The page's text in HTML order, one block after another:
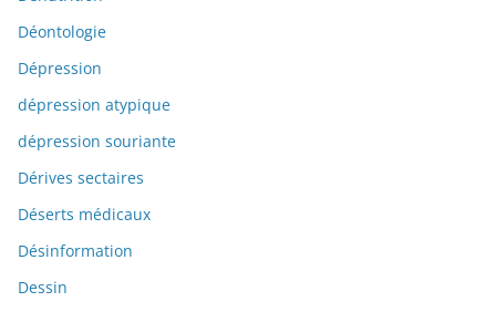
Déontologie
Dépression
dépression atypique
dépression souriante
Dérives sectaires
Déserts médicaux
Désinformation
Dessin